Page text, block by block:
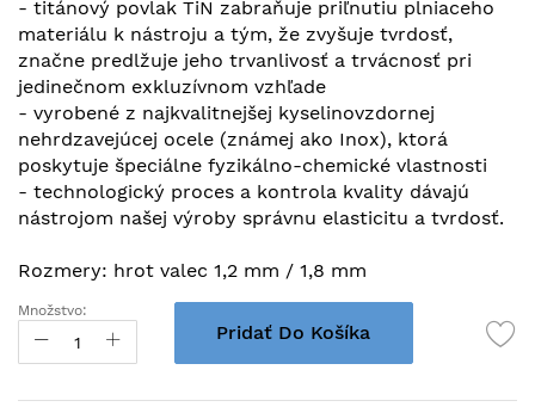
- titánový povlak TiN zabraňuje priľnutiu plniaceho
materiálu k nástroju a tým, že zvyšuje tvrdosť,
značne predlžuje jeho trvanlivosť a trvácnosť pri
jedinečnom exkluzívnom vzhľade
- vyrobené z najkvalitnejšej kyselinovzdornej
nehrdzavejúcej ocele (známej ako Inox), ktorá
poskytuje špeciálne fyzikálno-chemické vlastnosti
- technologický proces a kontrola kvality dávajú
nástrojom našej výroby správnu elasticitu a tvrdosť.
Rozmery: hrot valec 1,2 mm / 1,8 mm
Množstvo:
Pridať Do Košíka